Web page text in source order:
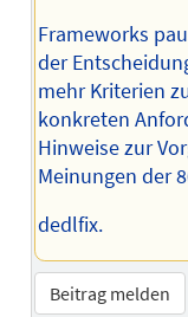
Frameworks
der
mehr Kriterien
konkreten
Hinweise zur
Meinungen der
dedlfix.
Beitrag melden